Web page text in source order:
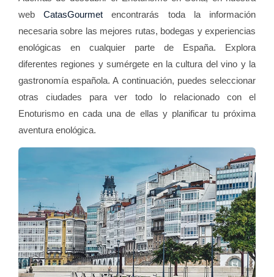
webCatasGourmet encontrarás toda la información
necesaria sobre las mejores rutas, bodegas y experiencias
enológicas en cualquier parte de España. Explora
diferentes regiones y sumérgete en la cultura del vino y la
gastronomía española. A continuación, puedes seleccionar
otras ciudades para ver todo lo relacionado con el
Enoturismo en cada una de ellas y planificar tu próxima
aventura enológica.